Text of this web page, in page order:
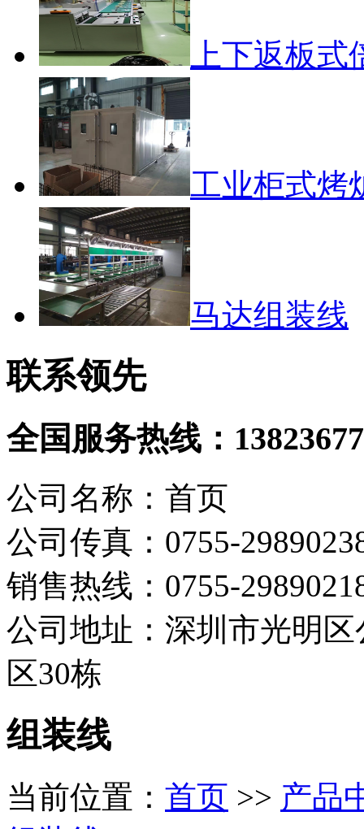
上下返板
工业柜式烤
马达组装线
联系领先
全国服务热线：
公司名称：首页
公司传真：0755-
销售热线：0755-
公司地址：深圳市光明
区30栋
组装线
当前位置： 首页 >> 产品